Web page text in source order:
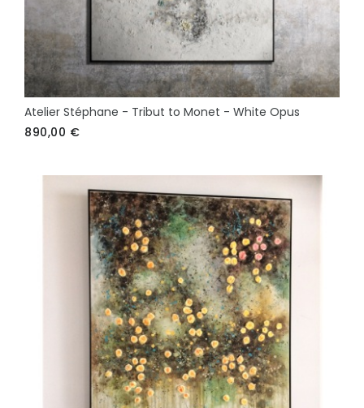
Atelier Stéphane - Tribut to Monet - White Opus
890,00 €